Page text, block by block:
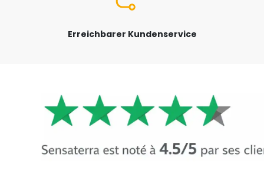
Erreichbarer Kundenservice